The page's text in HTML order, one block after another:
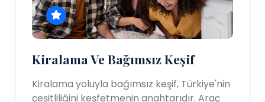
Kiralama Ve Bağımsız Keşif
Kiralama yoluyla bağımsız keşif, Türkiye'nin
çeşitliliğini keşfetmenin anahtarıdır. Araç